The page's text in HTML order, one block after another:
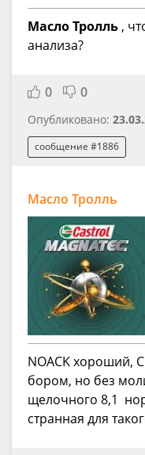
Масло Тролль,
анализа?
0 0
Опубликовано:
сообщение #1886
Масло Тролль
NOACK хороший,
бором, но без
щелочного 8,1
странная для